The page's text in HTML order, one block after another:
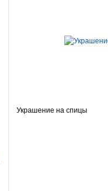
Украшение на спицы